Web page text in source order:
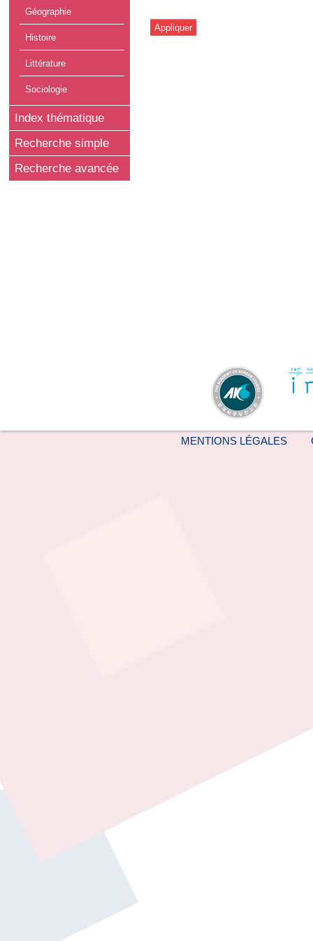
Géographie
Histoire
Littérature
Sociologie
Index thématique
Recherche simple
Recherche avancée
MENTIONS LÉGALES